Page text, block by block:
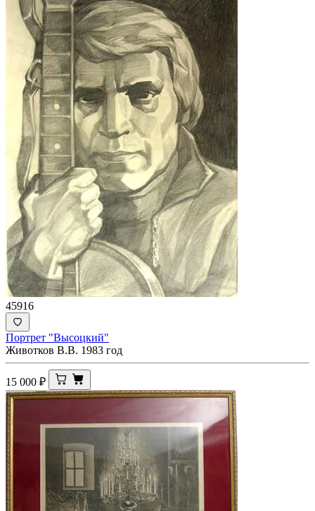
45916
Портрет "Высоцкий"
Животков В.В. 1983 год
15 000 ₽